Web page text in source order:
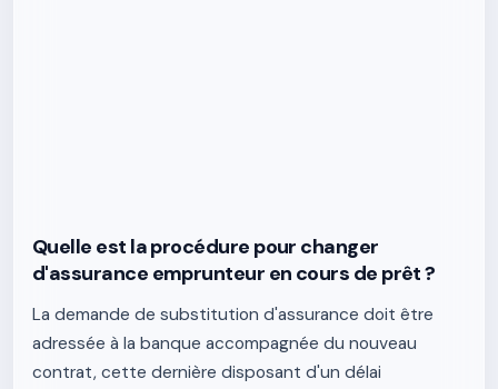
Quelle est la procédure pour changer
d'assurance emprunteur en cours de prêt ?
La demande de substitution d'assurance doit être
adressée à la banque accompagnée du nouveau
contrat, cette dernière disposant d'un délai